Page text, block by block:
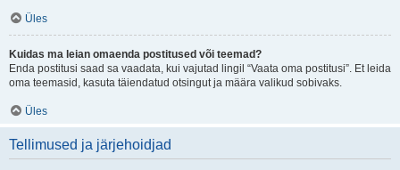
Üles
Kuidas ma leian omaenda postitused või teemad?
Enda postitusi saad sa vaadata, kui vajutad lingil “Vaata oma postitusi”. Et leida
oma teemasid, kasuta täiendatud otsingut ja määra valikud sobivaks.
Üles
Tellimused ja järjehoidjad